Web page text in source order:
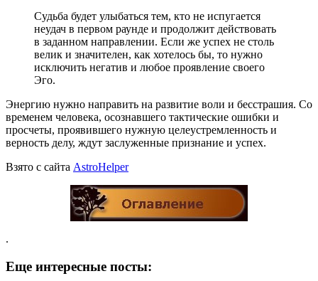
Судьба будет улыбаться тем, кто не испугается
неудач в первом раунде и продолжит действовать
в заданном направлении. Если же успех не столь
велик и значителен, как хотелось бы, то нужно
исключить негатив и любое проявление своего
Эго.
Энергию нужно направить на развитие воли и бесстрашия. Со
временем человека, осознавшего тактические ошибки и
просчеты, проявившего нужную целеустремленность и
верность делу, ждут заслуженные признание и успех.
Взято с сайта AstroHelper
.
Еще интересные посты: